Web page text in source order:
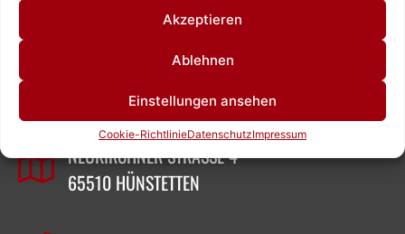
Akzeptieren
Ablehnen
Einstellungen ansehen
Cookie-RichtlinieDatenschutzImpressum
ZEIGNER ABBRUCHTECHNIK
SASCHA ZEIGNER
NEUKIRCHNER STRASSE 4
65510 HÜNSTETTEN